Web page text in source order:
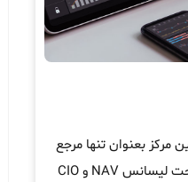
بعنوان تنها مرجع
در کشور میباشد که تحت لیسانس NAV و CIO